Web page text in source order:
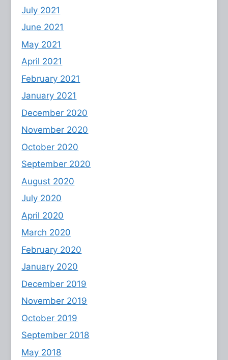
July 2021
June 2021
May 2021
April 2021
February 2021
January 2021
December 2020
November 2020
October 2020
September 2020
August 2020
July 2020
April 2020
March 2020
February 2020
January 2020
December 2019
November 2019
October 2019
September 2018
May 2018